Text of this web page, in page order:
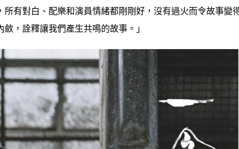
有對白、配樂和演員情緒都剛剛好，沒有過火而令故事變
，詮釋讓我們產生共鳴的故事。」